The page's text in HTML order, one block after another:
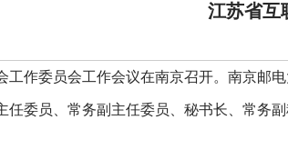
江苏省互
作委员会工作会议在南京召开。南京邮
任委员、常务副主任委员、秘书长、常务副